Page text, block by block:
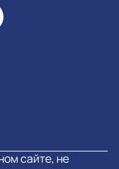
сайте, не